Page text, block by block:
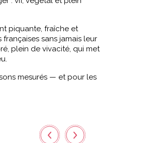
piquante, fraîche et
sans jamais leur
plein de vivacité, qui met
mesurés — et pour les